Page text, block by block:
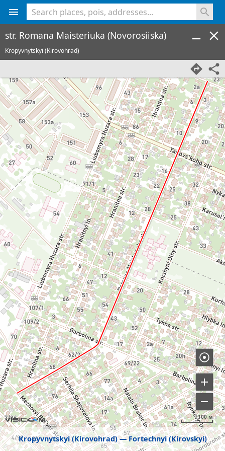
Kropyvnytskyi (Kirovohrad) Fortechnyi (Kirovskyi)
100 м
str. Romana Maisteriuka (Novorosiiska)
Kropyvnytskyi (Kirovohrad)
<% console.log(hcard) %>